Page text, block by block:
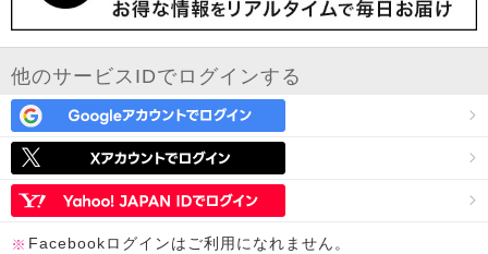
他のサービスIDでログインする
Facebookログインはご利用になれません。